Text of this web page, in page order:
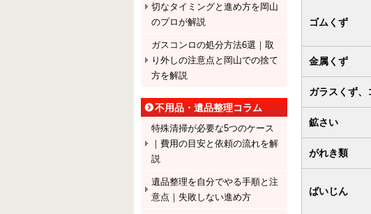
ゴムくず
金属くず
ガラスくず、
鉱さい
がれき類
ばいじん
切なタイミングと進め方を岡山
のプロが解説
ガスコンロの処分方法6選｜取
り外しの注意点と岡山での捨て
方を解説
不用品・遺品整理コラム
特殊清掃が必要な5つのケース
｜費用の目安と依頼の流れを解
説
遺品整理を自分でやる手順と注
意点｜失敗しない進め方